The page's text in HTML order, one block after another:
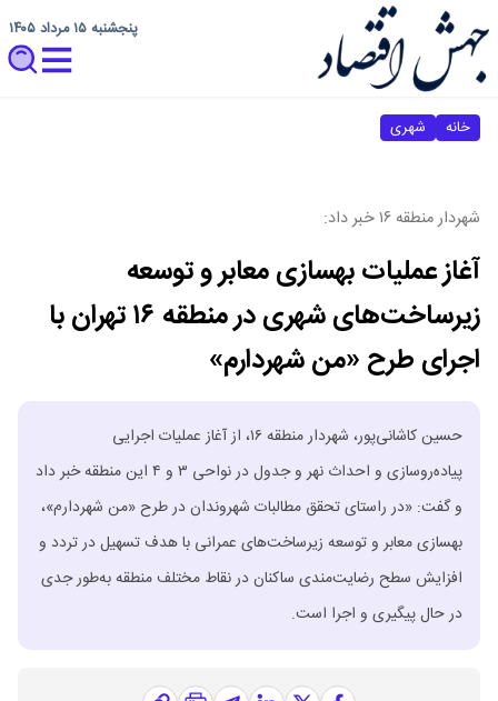
پنجشنبه ۱۵ مرداد ۱۴۰۵
خانه شهری
شهردار منطقه ۱۶ خبر داد:
آغاز عملیات بهسازی معابر و توسعه
زیرساخت‌های شهری در منطقه ۱۶ تهران با
اجرای طرح «من شهردارم»
حسین کاشانی‌پور، شهردار منطقه ۱۶، از آغاز عملیات اجرایی
پیاده‌روسازی و احداث نهر و جدول در نواحی ۳ و ۴ این منطقه خبر داد
و گفت: «در راستای تحقق مطالبات شهروندان در طرح «من شهردارم»،
بهسازی معابر و توسعه زیرساخت‌های عمرانی با هدف تسهیل در تردد و
افزایش سطح رضایت‌مندی ساکنان در نقاط مختلف منطقه به‌طور جدی
در حال پیگیری و اجرا است.